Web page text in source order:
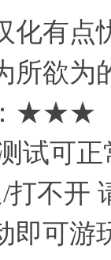
化有点
所欲为
★★★
试可正
不开
即可游